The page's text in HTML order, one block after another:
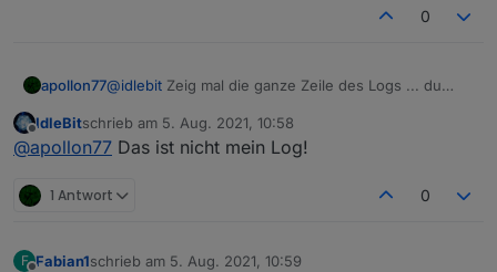
0
apollon77@idlebit Zeig mal die ganze Zeile des Logs ... du
Offline
IdleBitschrieb am 5. Aug. 2021, 10:58
zuletzt editiert von
@apollon77 Das ist nicht mein Log!
1 Antwort 0
F Fabian1schrieb am 5. Aug. 2021, 10:59